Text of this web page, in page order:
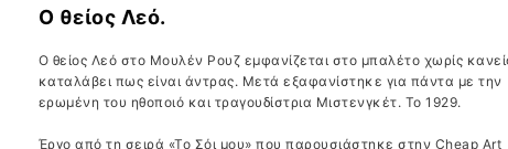
Ο θείος Λεό.
Ο θείος Λεό στο Μουλέν Ρουζ εμφανίζεται στο μπαλέτο χωρίς
καταλάβει πως είναι άντρας. Μετά εξαφανίστηκε για πάντα με την
ερωμένη του ηθοποιό και τραγουδίστρια Μιστενγκέτ. Το 1929.
Έργο από τη σειρά «Το Σόι μου» που παρουσιάστηκε στην Cheap Art